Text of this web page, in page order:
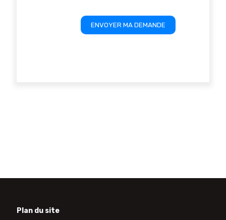
Plan du site